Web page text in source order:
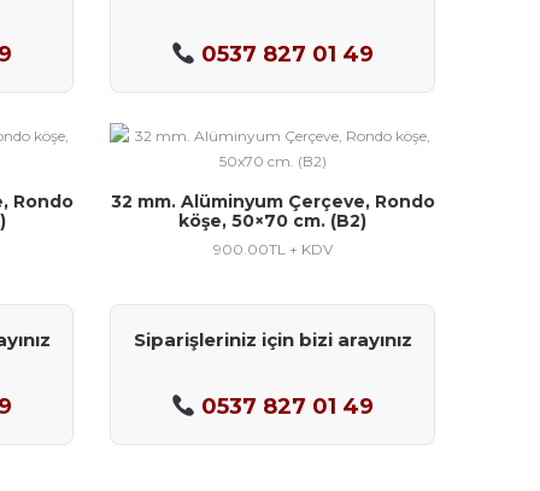
0537 827 01 49
Rondo
32 mm. Alüminyum Çerçeve, Rondo
köşe, 50×70 cm. (B2)
900.00TL + KDV
Siparişleriniz için bizi arayınız
0537 827 01 49